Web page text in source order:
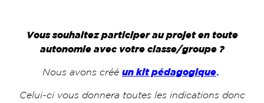
Vous souhaitez participer au projet en toute
autonomie avec votre classe/groupe ?
Nous avons créé un kit pédagogique
Celui-ci vous donnera toutes les indications donc